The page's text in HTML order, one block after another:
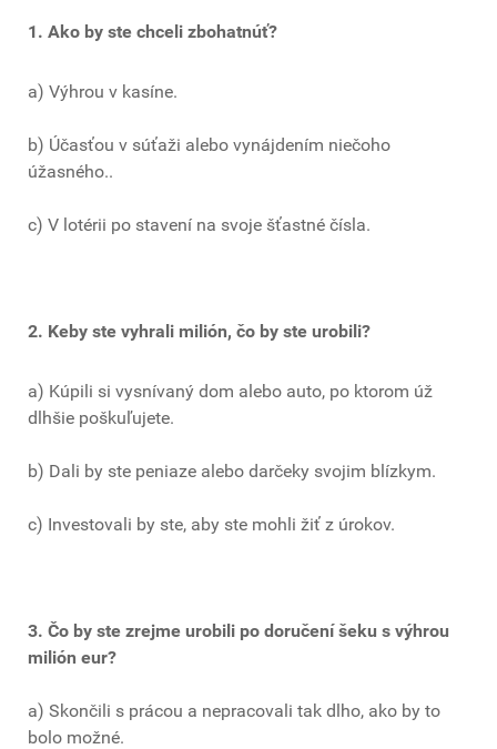
1. Ako by ste chceli zbohatnúť?
a) Výhrou v kasíne.
b) Účasťou v súťaži alebo vynájdením niečoho
úžasného..
c) V lotérii po stavení na svoje šťastné čísla.
2. Keby ste vyhrali milión, čo by ste urobili?
a) Kúpili si vysnívaný dom alebo auto, po ktorom úž
dlhšie poškuľujete.
b) Dali by ste peniaze alebo darčeky svojim blízkym.
c) Investovali by ste, aby ste mohli žiť z úrokov.
3. Čo by ste zrejme urobili po doručení šeku s výhrou
milión eur?
a) Skončili s prácou a nepracovali tak dlho, ako by to
bolo možné.